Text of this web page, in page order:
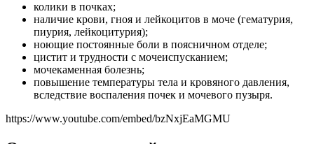
колики в почках;
наличие крови, гноя и лейкоцитов в моче (гематурия,
пиурия, лейкоцитурия);
ноющие постоянные боли в поясничном отделе;
цистит и трудности с мочеиспусканием;
мочекаменная болезнь;
повышение температуры тела и кровяного давления,
вследствие воспаления почек и мочевого пузыря.
https://www.youtube.com/embed/bzNxjEaMGMU